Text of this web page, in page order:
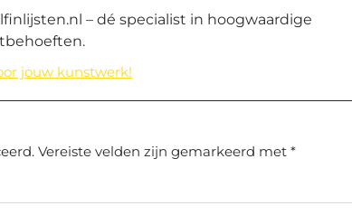
– dé specialist in hoogwaardige
jouw kunstwerk!
Vereiste velden zijn gemarkeerd met*